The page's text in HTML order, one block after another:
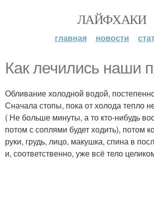
ЛАЙФХАКИ
главная новости
Как лечились наши
Обливание холодной водой,
Сначала стопы, пока от холода тепло
( Не больше минуты, а то кто-нибудь
потом с соплями будет ходить), потом
руки, грудь, лицо, макушка, спина в
и, соответственно, уже всё тело